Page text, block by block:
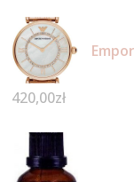
420,00zł